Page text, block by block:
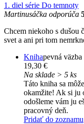
1. diel série Do temnoty
Martinusáčka odporúča
Chcem niekoho s dušou
svet a ani pri tom
Knihapevná väzba
19,30 €
Na sklade > 5 ks
Táto kniha sa
okamžite! Ak si ju
odošleme vám ju
pracovný deň.
Pridať do zoznamu